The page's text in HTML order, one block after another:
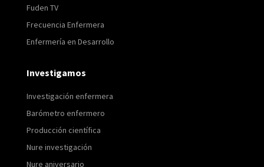
Fuden TV
Frecuencia Enfermera
Enfermería en Desarrollo
Investigamos
Investigación enfermera
Barómetro enfermero
Producción científica
Nure investigación
Nure aniversario